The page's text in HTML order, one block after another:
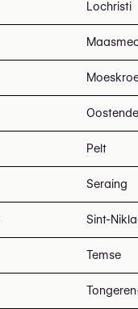
Lochristi
Oostende
Pelt
Seraing
Sint-
Temse